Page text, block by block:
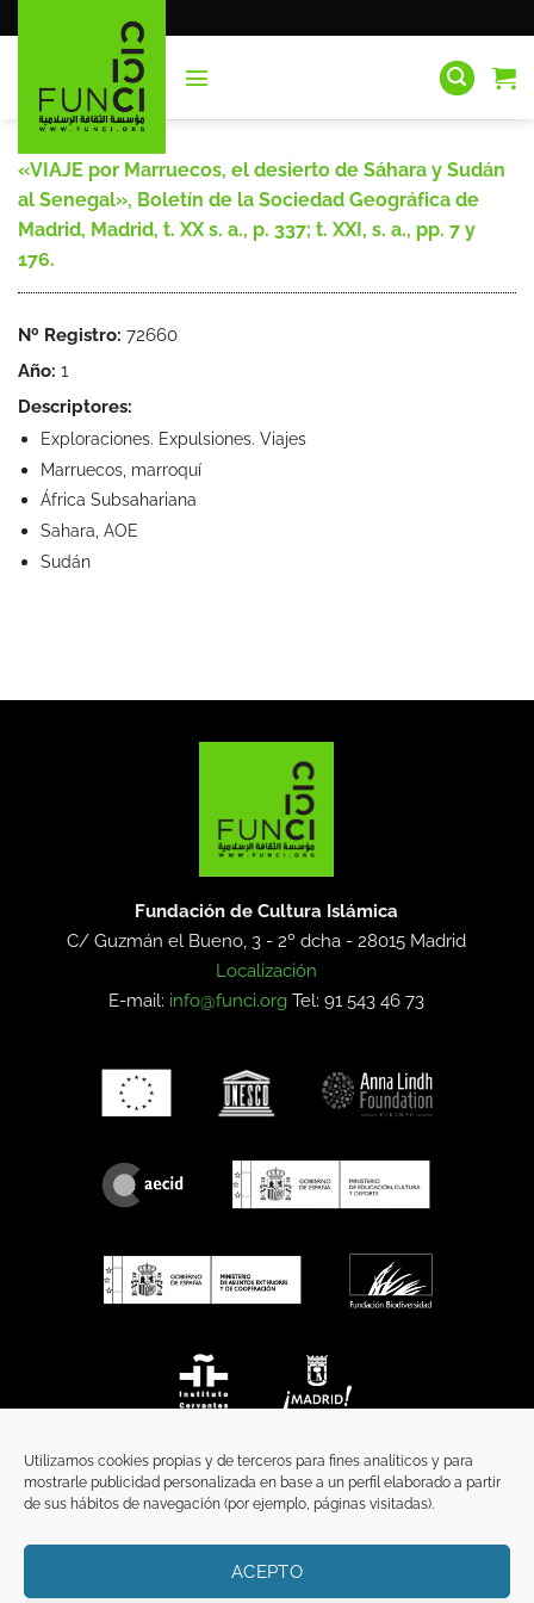
Utilizamos cookies propias y de terceros para fines analíticos y para
mostrarle publicidad personalizada en base a un perfil elaborado a partir
de sus hábitos de navegación (por ejemplo, páginas visitadas).
ACEPTO
al
«VIAJE por Marruecos, el desierto de Sáhara y Sudán
al Senegal», Boletín de la Sociedad Geográfica de
Madrid, Madrid, t. XX s. a., p. 337; t. XXI, s. a., pp. 7 y
176.
Nº Registro: 72660
Año: 1
Descriptores:
Exploraciones. Expulsiones. Viajes
Marruecos, marroquí
África Subsahariana
Sahara, AOE
Sudán
Fundación de Cultura Islámica
C/ Guzmán el Bueno, 3 - 2º dcha -28015 Madrid
Localización
E-mail: info@funci.org Tel: 91 543 46 73